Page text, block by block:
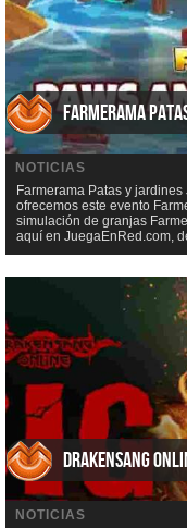
Farmerama
NOTICIAS
Farmerama Patas y
ofrecemos este evento
simulación de granjas
aquí en JuegaEnRed.com,
Drakensang
NOTICIAS